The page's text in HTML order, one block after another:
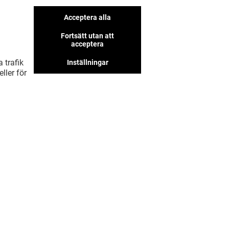
trafik
för
Acceptera alla
Fortsätt utan att
acceptera
Inställningar